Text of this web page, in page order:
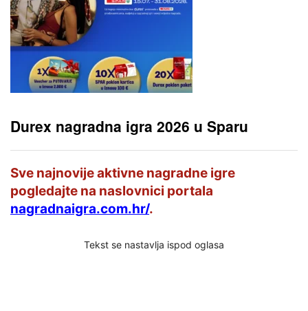
Durex nagradna igra 2026 u Sparu
Sve najnovije aktivne nagradne igre
pogledajte na naslovnici portala
nagradnaigra.com.hr/.
Tekst se nastavlja ispod oglasa